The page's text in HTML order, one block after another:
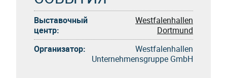
Выставочный
центр:
Westfalenhallen
Dortmund
Организатор:
Westfalenhallen
Unternehmensgruppe GmbH